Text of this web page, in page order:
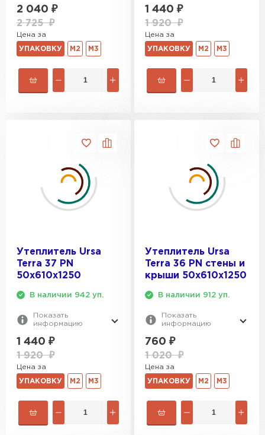
2 040 ₽
2 725₽
Цена за
УПАКОВКУ М2 М3
1 440 ₽
1 920₽
Цена за
УПАКОВКУ М2 М3
Утеплитель Ursa
Terra 37 PN
50х610х1250
В наличии 942 уп.
Показать
информацию
1 440 ₽
1 920₽
Цена за
УПАКОВКУ М2 М3
Утеплитель Ursa
Terra 36 PN cтены и
крыши 50х610х1250
В наличии 912 уп.
Показать
информацию
760 ₽
1 020₽
Цена за
УПАКОВКУ М2 М3